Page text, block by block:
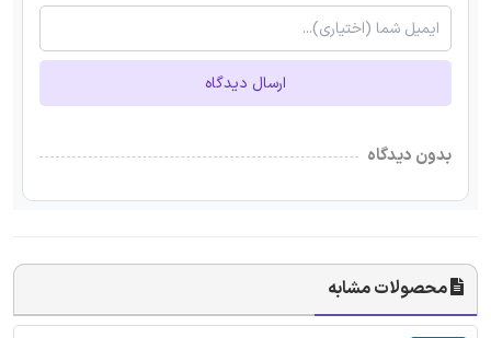
ارسال دیدگاه
بدون دیدگاه
محصولات مشابه